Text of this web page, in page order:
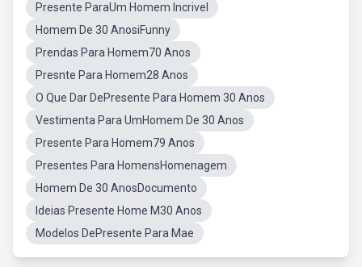
Presente ParaUm Homem Incrivel
Homem De 30 AnosiFunny
Prendas Para Homem70 Anos
Presnte Para Homem28 Anos
O Que Dar DePresente Para Homem 30 Anos
Vestimenta Para UmHomem De 30 Anos
Presente Para Homem79 Anos
Presentes Para HomensHomenagem
Homem De 30 AnosDocumento
Ideias Presente Home M30 Anos
Modelos DePresente Para Mae